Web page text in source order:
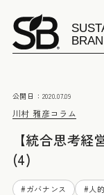
川村 雅彦コラム
公開日： 2020.07.09
【統合思考経
(4)
#ガバナンス #人